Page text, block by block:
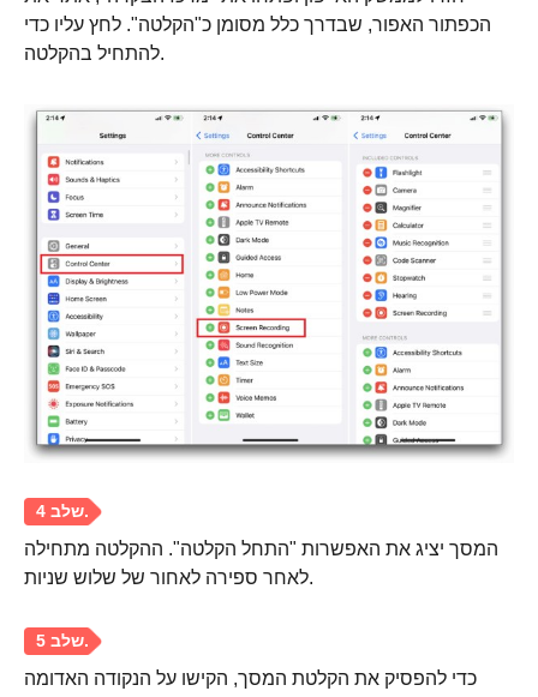
שלב 3.
הכפתור האפור, שבדרך כלל מסומן כ"הקלטה". לחץ עליו כדי
להתחיל בהקלטה.
המסך יציג את האפשרות "התחל הקלטה". ההקלטה מתחילה
לאחר ספירה לאחור של שלוש שניות.
כדי להפסיק את הקלטת המסך, הקישו על הנקודה האדומה